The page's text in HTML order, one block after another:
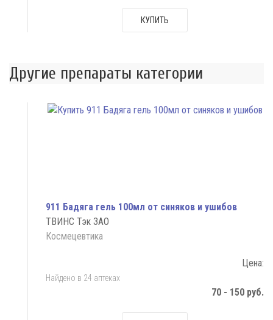
КУПИТЬ
Другие препараты категории
911 Бадяга гель 100мл от синяков и ушибов
ТВИНС Тэк ЗАО
Космецевтика
Цена:
Найдено в 24 аптеках
70 - 150 руб.